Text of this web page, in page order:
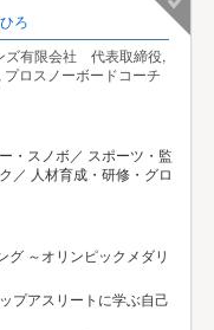
ろ
ズ有限会社 代表取締役,
ロスノーボードコーチ
・スノボ／ スポーツ・監
／ 人材育成・研修・グロ
グ ～オリンピックメダリ
プアスリートに学ぶ自己